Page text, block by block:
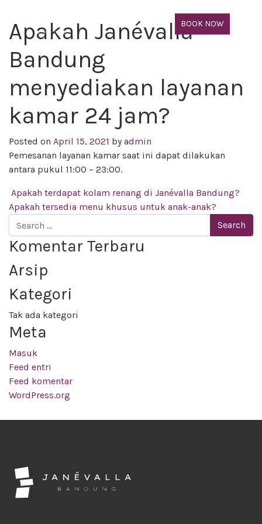
BOOK NOW
Apakah Janévalla
Bandung
menyediakan layanan
kamar 24 jam?
Posted on April 15, 2021 byadmin
Pemesanan layanan kamar saat ini dapat dilakukan
antara pukul 11:00 – 23:00.
Post navigation
Apakah terdapat kolam renang di Janévalla Bandung?
Apakah tersedia menu khusus untuk anak-anak?
Search
Komentar Terbaru
Arsip
Kategori
Tak ada kategori
Meta
Masuk
Feed entri
Feed komentar
WordPress.org